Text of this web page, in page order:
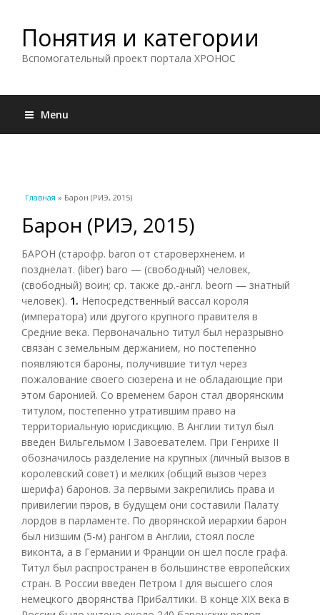
Понятия и категории
Вспомогательный проект портала ХРОНОС
Menu
Вы здесь
Главная » Барон (РИЭ, 2015)
Барон (РИЭ, 2015)
БАРОН (старофр. baron от староверхненем. и
позднелат. (liber) baro — (свободный) человек,
(свободный) воин; ср. также др.-англ. beorn — знатный
человек). 1. Непосредственный вассал короля
(императора) или другого крупного правителя в
Средние века. Первоначально титул был неразрывно
связан с земельным держанием, но постепенно
появляются бароны, получившие титул через
пожалование своего сюзерена и не обладающие при
этом баронией. Со временем барон стал дворянским
титулом, постепенно утратившим право на
территориальную юрисдикцию. В Англии титул был
введен Вильгельмом I Завоевателем. При Генрихе II
обозначилось разделение на крупных (личный вызов в
королевский совет) и мелких (общий вызов через
шерифа) баронов. За первыми закрепились права и
привилегии пэров, в будущем они составили Палату
лордов в парламенте. По дворянской иерархии барон
был низшим (5-м) рангом в Англии, стоял после
виконта, а в Германии и Франции он шел после графа.
Титул был распространен в большинстве европейских
стран. В России введен Петром I для высшего слоя
немецкого дворянства Прибалтики. В конце XIX века в